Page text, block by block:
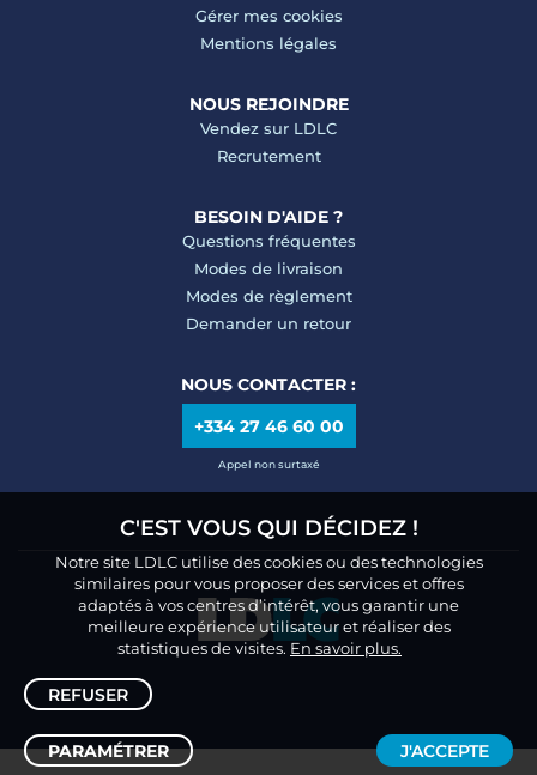
Gérer mes cookies
Mentions légales
NOUS REJOINDRE
Vendez sur LDLC
Recrutement
BESOIN D'AIDE ?
Questions fréquentes
Modes de livraison
Modes de règlement
Demander un retour
NOUS CONTACTER :
+334 27 46 60 00
Appel non surtaxé
C'EST VOUS QUI DÉCIDEZ !
Notre site LDLC utilise des cookies ou des technologies
similaires pour vous proposer des services et offres
adaptés à vos centres d’intérêt, vous garantir une
meilleure expérience utilisateur et réaliser des
statistiques de visites. En savoir plus.
REFUSER
PARAMÉTRER J'ACCEPTE